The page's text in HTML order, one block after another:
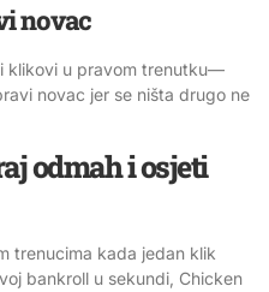
novac
klikovi u pravom trenutku—
novac jer se ništa drugo ne
odmah i osjeti
trenucima kada jedan klik
bankroll u sekundi, Chicken